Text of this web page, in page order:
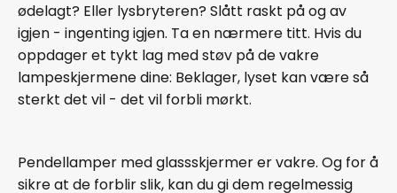
ødelagt? Eller lysbryteren? Slått raskt på og av
igjen - ingenting igjen. Ta en nærmere titt. Hvis du
oppdager et tykt lag med støv på de vakre
lampeskjermene dine: Beklager, lyset kan være så
sterkt det vil - det vil forbli mørkt.
Pendellamper med glassskjermer er vakre. Og for å
sikre at de forblir slik, kan du gi dem regelmessig